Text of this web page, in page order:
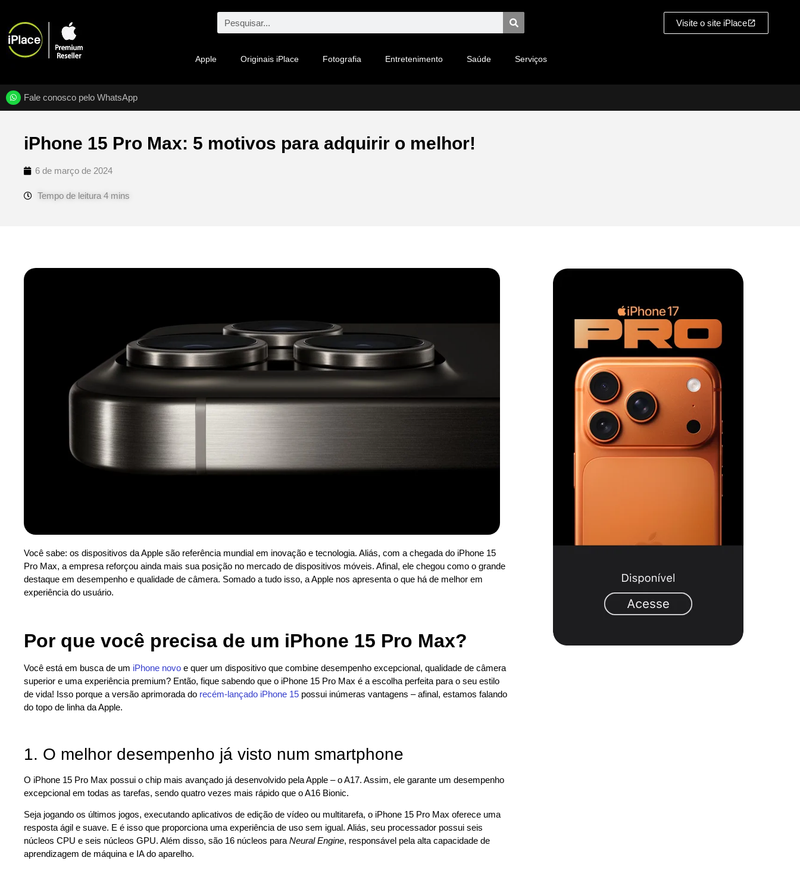
Apple Originais iPlace Fotografia Entretenimento Saúde Serviços
Visite o site iPlace
Fale conosco pelo WhatsApp
iPhone 15 Pro Max: 5 motivos para adquirir o melhor!
6 de março de 2024
Você sabe: os dispositivos da Apple são referência mundial em inovação e tecnologia. Aliás, com a chegada do iPhone 15
Pro Max, a empresa reforçou ainda mais sua posição no mercado de dispositivos móveis. Afinal, ele chegou como o grande
destaque em desempenho e qualidade de câmera. Somado a tudo isso, a Apple nos apresenta o que há de melhor em
experiência do usuário.
Por que você precisa de um iPhone 15 Pro Max?
Você está em busca de um iPhone novo e quer um dispositivo que combine desempenho excepcional, qualidade de câmera
superior e uma experiência premium? Então, fique sabendo que o iPhone 15 Pro Max é a escolha perfeita para o seu estilo
de vida! Isso porque a versão aprimorada do recém-lançado iPhone 15 possui inúmeras vantagens – afinal, estamos falando
do topo de linha da Apple.
1. O melhor desempenho já visto num smartphone
O iPhone 15 Pro Max possui o chip mais avançado já desenvolvido pela Apple – o A17. Assim, ele garante um desempenho
excepcional em todas as tarefas, sendo quatro vezes mais rápido que o A16 Bionic.
Seja jogando os últimos jogos, executando aplicativos de edição de vídeo ou multitarefa, o iPhone 15 Pro Max oferece uma
resposta ágil e suave. E é isso que proporciona uma experiência de uso sem igual. Aliás, seu processador possui seis
núcleos CPU e seis núcleos GPU. Além disso, são 16 núcleos para Neural Engine, responsável pela alta capacidade de
aprendizagem de máquina e IA do aparelho.